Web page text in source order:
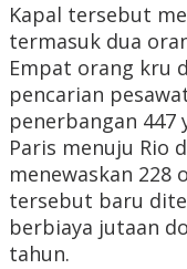
Kapal tersebut
termasuk dua
Empat orang kru
pencarian
penerbangan
Paris menuju Rio
menewaskan 228
tersebut baru
berbiaya jutaan
tahun.